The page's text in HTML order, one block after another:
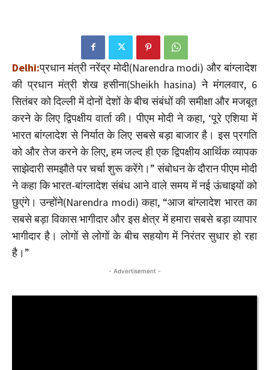
Delhi:प्रधान मंत्री नरेंद्र मोदी(Narendra modi) और बांग्लादेश
की प्रधान मंत्री शेख हसीना(Sheikh hasina) ने मंगलवार, 6
सितंबर को दिल्ली में दोनों देशों के बीच संबंधों की समीक्षा और मजबूत
करने के लिए द्विपक्षीय वार्ता की। पीएम मोदी ने कहा, ‘पूरे एशिया में
भारत बांग्लादेश से निर्यात के लिए सबसे बड़ा बाजार है। इस प्रगति
को और तेज करने के लिए, हम जल्द ही एक द्विपक्षीय आर्थिक व्यापक
साझेदारी समझौते पर चर्चा शुरू करेंगे।” संबोधन के दौरान पीएम मोदी
ने कहा कि भारत-बांग्लादेश संबंध आने वाले समय में नई ऊंचाइयों को
छुएंगे। उन्होंने(Narendra modi) कहा, “आज बांग्लादेश भारत का
सबसे बड़ा विकास भागीदार और इस क्षेत्र में हमारा सबसे बड़ा व्यापार
भागीदार है। लोगों से लोगों के बीच सहयोग में निरंतर सुधार हो रहा
है।”
- Advertisement -